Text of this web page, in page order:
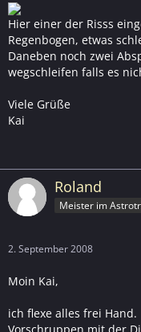
Hier einer der Risss
Regenbogen, etwas
Daneben noch zwei
wegschleifen falls es
Viele Grüße
Kai
Roland
Meister im
2. September 2008
Moin Kai,
ich flexe alles frei Hand.